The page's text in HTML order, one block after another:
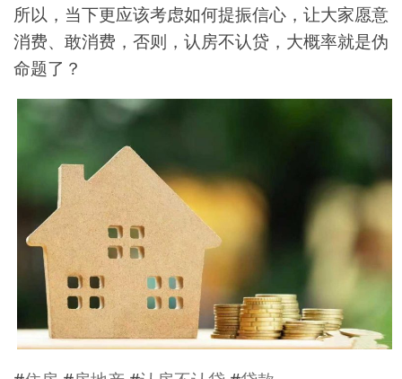
所以，当下更应该考虑如何提振信心，让大家愿意
消费、敢消费，否则，认房不认贷，大概率就是伪
命题了？